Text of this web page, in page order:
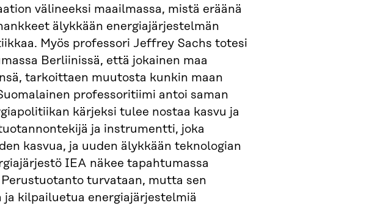
välineeksi maailmassa, mistä eräänä
älykkään energiajärjestelmän
Myös professori Jeffrey Sachs totesi
Berliinissä, että jokainen maa
tarkoittaen muutosta kunkin maan
professoritiimi antoi saman
kärjeksi tulee nostaa kasvu ja
ja instrumentti, joka
kasvua, ja uuden älykkään teknologian
IEA näkee tapahtumassa
turvataan, mutta sen
kilpailuetua energiajärjestelmiä